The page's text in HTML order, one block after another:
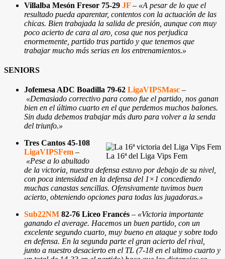
Villalba Mesón Fresor 75-29 JF – «A pesar de lo que el
resultado pueda aparentar, contentos con la actuación de las
chicas. Bien trabajada la salida de presión, aunque con muy
poco acierto de cara al aro, cosa que nos perjudica
enormemente, partido tras partido y que tenemos que
trabajar mucho más serias en los entrenamientos.»
SENIORS
Jofemesa ADC Boadilla 79-62 LigaVIPSMasc –
«Demasiado correctivo para como fue el partido, nos ganan
bien en el último cuarto en el que perdemos muchos balones.
Sin duda debemos trabajar más duro para volver a la senda
del triunfo.»
La 16ª del Liga Vips Fem
Tres Cantos 45-108
LigaVIPSFem –
«Pese a lo abultado
de la victoria, nuestra defensa estuvo por debajo de su nivel,
con poca intensidad en la defensa del 1×1 concediendo
muchas canastas sencillas. Ofensivamente tuvimos buen
acierto, obteniendo opciones para todas las jugadoras.»
Sub22NM 82-76 Liceo Francés – «Victoria importante
ganando el average. Hacemos un buen partido, con un
excelente segundo cuarto, muy bueno en ataque y sobre todo
en defensa. En la segunda parte el gran acierto del rival,
junto a nuestro desacierto en el TL (7-18 en el ultimo cuarto y